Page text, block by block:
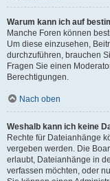
Warum kann ich auf
Manche Foren können
Um diese einzusehen,
durchzuführen, brauchen
Fragen Sie einen
Berechtigungen.
Nach oben
Weshalb kann ich keine
Rechte für Dateianhänge
vergeben werden. Die
erlaubt, Dateianhänge in
verfassen möchten, oder